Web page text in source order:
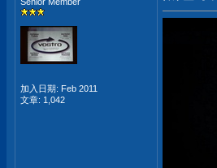
加入日期: Feb 2011
文章: 1,042